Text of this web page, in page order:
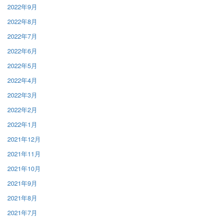
2022年9月
2022年8月
2022年7月
2022年6月
2022年5月
2022年4月
2022年3月
2022年2月
2022年1月
2021年12月
2021年11月
2021年10月
2021年9月
2021年8月
2021年7月